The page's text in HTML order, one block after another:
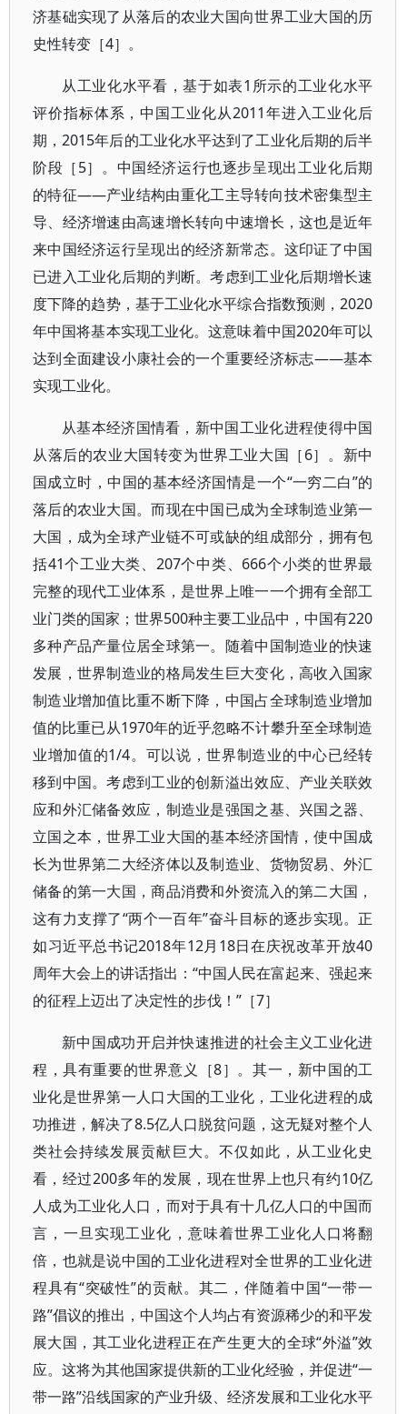
济基础实现了从落后的农业大国向世界工业大国的历
史性转变［4］。
从工业化水平看，基于如表1所示的工业化水平
评价指标体系，中国工业化从2011年进入工业化后
期，2015年后的工业化水平达到了工业化后期的后半
阶段［5］。中国经济运行也逐步呈现出工业化后期
的特征——产业结构由重化工主导转向技术密集型主
导、经济增速由高速增长转向中速增长，这也是近年
来中国经济运行呈现出的经济新常态。这印证了中国
已进入工业化后期的判断。考虑到工业化后期增长速
度下降的趋势，基于工业化水平综合指数预测，2020
年中国将基本实现工业化。这意味着中国2020年可以
达到全面建设小康社会的一个重要经济标志——基本
实现工业化。
从基本经济国情看，新中国工业化进程使得中国
从落后的农业大国转变为世界工业大国［6］。新中
国成立时，中国的基本经济国情是一个“一穷二白”的
落后的农业大国。而现在中国已成为全球制造业第一
大国，成为全球产业链不可或缺的组成部分，拥有包
括41个工业大类、207个中类、666个小类的世界最
完整的现代工业体系，是世界上唯一一个拥有全部工
业门类的国家；世界500种主要工业品中，中国有220
多种产品产量位居全球第一。随着中国制造业的快速
发展，世界制造业的格局发生巨大变化，高收入国家
制造业增加值比重不断下降，中国占全球制造业增加
值的比重已从1970年的近乎忽略不计攀升至全球制造
业增加值的1/4。可以说，世界制造业的中心已经转
移到中国。考虑到工业的创新溢出效应、产业关联效
应和外汇储备效应，制造业是强国之基、兴国之器、
立国之本，世界工业大国的基本经济国情，使中国成
长为世界第二大经济体以及制造业、货物贸易、外汇
储备的第一大国，商品消费和外资流入的第二大国，
这有力支撑了“两个一百年”奋斗目标的逐步实现。正
如习近平总书记2018年12月18日在庆祝改革开放40
周年大会上的讲话指出：“中国人民在富起来、强起来
的征程上迈出了决定性的步伐！”［7］
新中国成功开启并快速推进的社会主义工业化进
程，具有重要的世界意义［8］。其一，新中国的工
业化是世界第一人口大国的工业化，工业化进程的成
功推进，解决了8.5亿人口脱贫问题，这无疑对整个人
类社会持续发展贡献巨大。不仅如此，从工业化史
看，经过200多年的发展，现在世界上也只有约10亿
人成为工业化人口，而对于具有十几亿人口的中国而
言，一旦实现工业化，意味着世界工业化人口将翻
倍，也就是说中国的工业化进程对全世界的工业化进
程具有“突破性”的贡献。其二，伴随着中国“一带一
路”倡议的推出，中国这个人均占有资源稀少的和平发
展大国，其工业化进程正在产生更大的全球“外溢”效
应。这将为其他国家提供新的工业化经验，并促进“一
带一路”沿线国家的产业升级、经济发展和工业化水平